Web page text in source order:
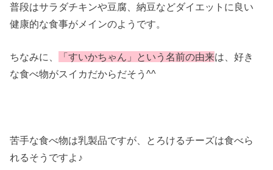
普段はサラダチキンや豆腐、納豆などダイエットに良い
健康的な食事がメインのようです。
ちなみに、 「すいかちゃん」という名前の由来は、好き
な食べ物がスイカだからだそう^^
苦手な食べ物は乳製品ですが、とろけるチーズは食べら
れるそうですよ♪